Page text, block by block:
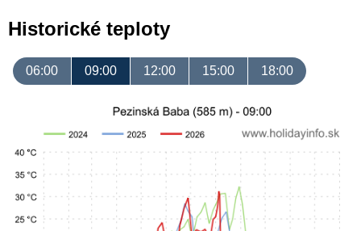
Historické teploty
06:00 09:00 12:00 15:00 18:00